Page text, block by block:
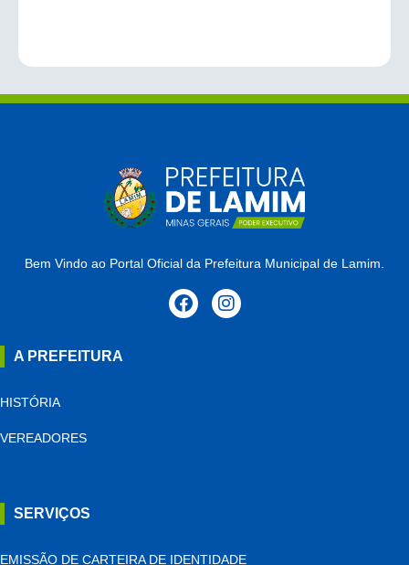
Bem Vindo ao Portal Oficial da Prefeitura Municipal de Lamim.
A PREFEITURA
HISTÓRIA
VEREADORES
SERVIÇOS
EMISSÃO DE CARTEIRA DE IDENTIDADE